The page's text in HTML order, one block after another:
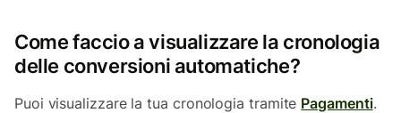
Come faccio a visualizzare la cronologia
delle conversioni automatiche?
Puoi visualizzare la tua cronologia tramite Pagamenti.